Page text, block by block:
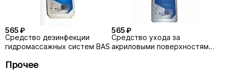
565 ₽
Средство дезинфекции
гидромассажных систем BAS
565 ₽
Средство ухода за
акриловыми поверхностями
Прочее